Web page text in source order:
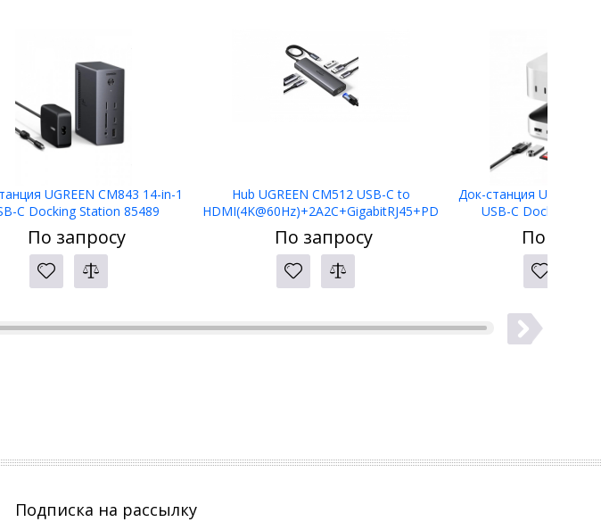
UGREEN CM843 14-in-1
C Docking Station 85489
По запросу
Hub UGREEN CM512 USB-C to
HDMI(4K@60Hz)+2A2C+GigabitRJ45+PD
(100W) 45000
По запросу
Док-станция UGREEN
USB-C Docking
По
Подписка на рассылку